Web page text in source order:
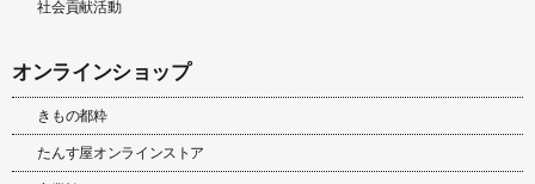
社会貢献活動
オンラインショップ
きもの都粋
たんす屋オンラインストア